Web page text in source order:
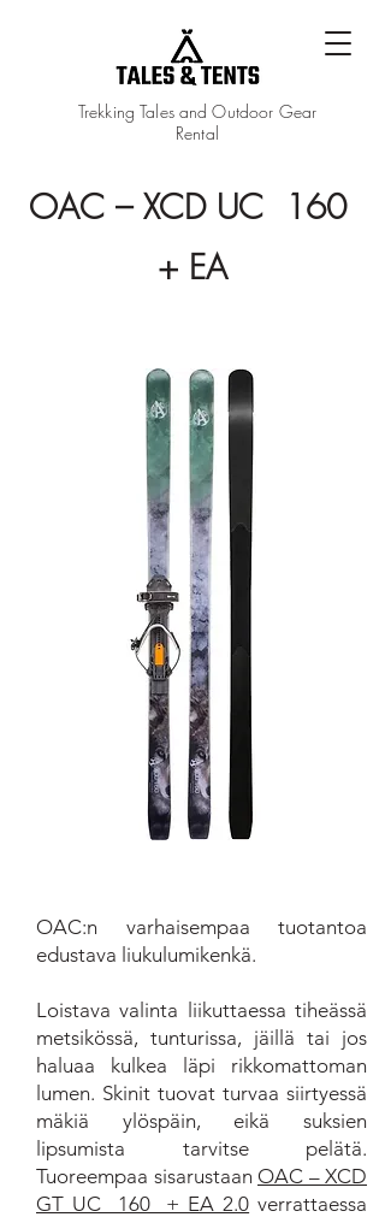
Trekking Tales and Outdoor Gear
Rental
OAC – XCD UC 160
+ EA
OAC:n varhaisempaa tuotantoa
edustava liukulumikenkä.
Loistava valinta liikuttaessa tiheässä
metsikössä, tunturissa, jäillä tai jos
haluaa kulkea läpi rikkomattoman
lumen. Skinit tuovat turvaa siirtyessä
mäkiä ylöspäin, eikä suksien
lipsumista tarvitse pelätä.
Tuoreempaa sisarustaan OAC – XCD
GT UC 160 + EA 2.0 verrattaessa